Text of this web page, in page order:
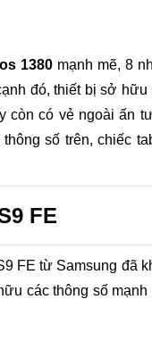
TÍNH NĂNG
Thông số kỹ
1380mạnh mẽ, 8
đó, thiết bị sở hữu
còn có vẻ ngoài ấn
số trên, chiếc
FE
FE từ Samsung đã
các thông số